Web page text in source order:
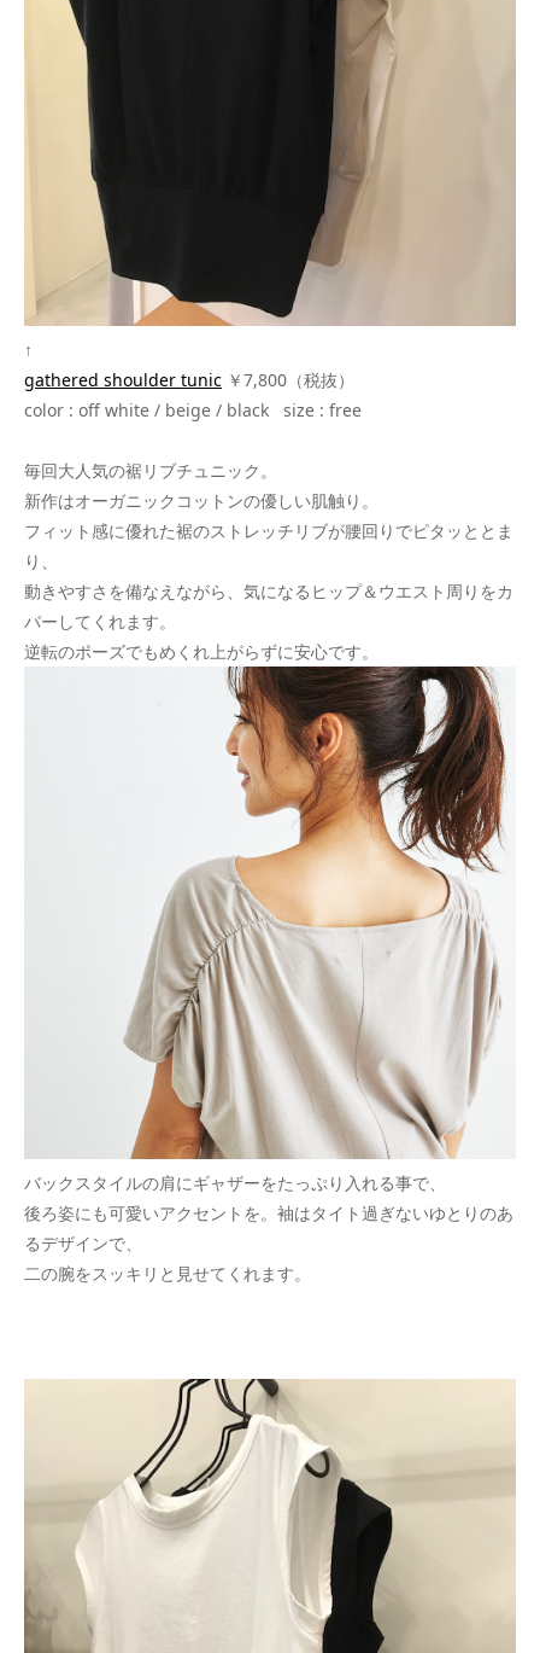
↑
gathered shoulder tunic ￥7,800（税抜）
color : off white / beige / black size : free
毎回大人気の裾リブチュニック。
新作はオーガニックコットンの優しい肌触り。
フィット感に優れた裾のストレッチリブが腰回りでピタッととま
り、
動きやすさを備なえながら、気になるヒップ＆ウエスト周りをカ
バーしてくれます。
逆転のポーズでもめくれ上がらずに安心です。
バックスタイルの肩にギャザーをたっぷり入れる事で、
後ろ姿にも可愛いアクセントを。袖はタイト過ぎないゆとりのあ
るデザインで、
二の腕をスッキリと見せてくれます。